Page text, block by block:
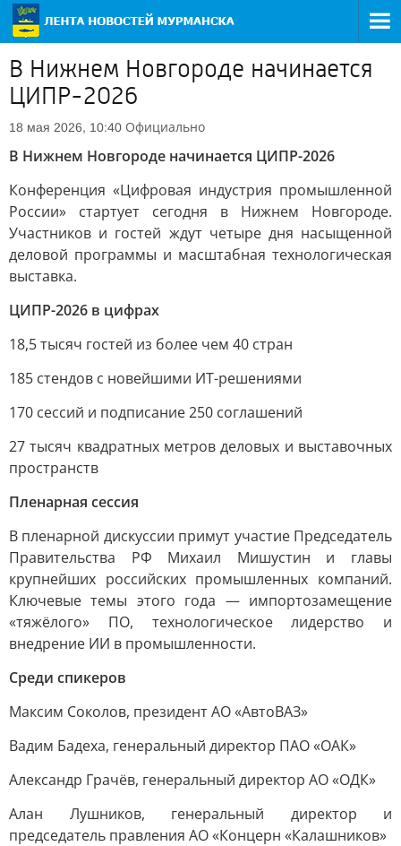
В Нижнем Новгороде начинается
ЦИПР-2026
18 мая 2026, 10:40 Официально
В Нижнем Новгороде начинается ЦИПР-2026
Конференция «Цифровая индустрия промышленной
России» стартует сегодня в Нижнем Новгороде.
Участников и гостей ждут четыре дня насыщенной
деловой программы и масштабная технологическая
выставка.
ЦИПР-2026 в цифрах
18,5 тысяч гостей из более чем 40 стран
185 стендов с новейшими ИТ-решениями
170 сессий и подписание 250 соглашений
27 тысяч квадратных метров деловых и выставочных
пространств
Пленарная сессия
В пленарной дискуссии примут участие Председатель
Правительства РФ Михаил Мишустин и главы
крупнейших российских промышленных компаний.
Ключевые темы этого года — импортозамещение
«тяжёлого» ПО, технологическое лидерство и
внедрение ИИ в промышленности.
Среди спикеров
Максим Соколов, президент АО «АвтоВАЗ»
Вадим Бадеха, генеральный директор ПАО «ОАК»
Александр Грачёв, генеральный директор АО «ОДК»
Алан Лушников, генеральный директор и
председатель правления АО «Концерн «Калашников»